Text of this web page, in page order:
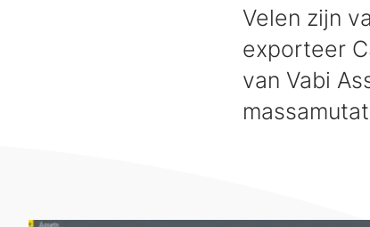
Velen zijn
exporteer
van Vabi